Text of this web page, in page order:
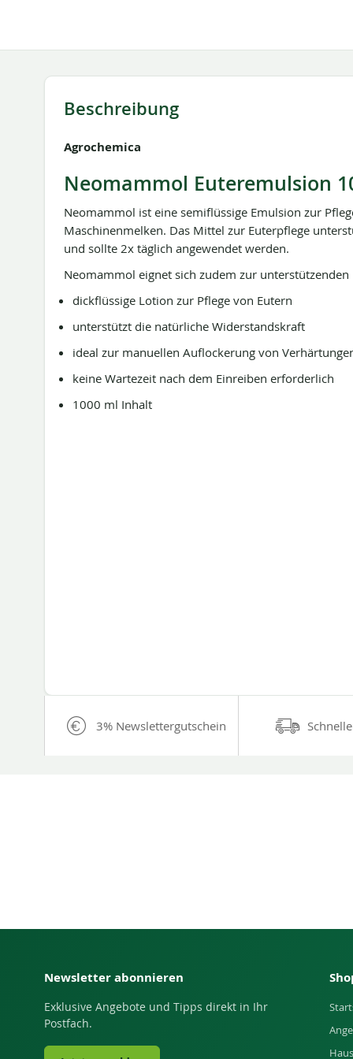
Beschreibung
Agrochemica
Neomammol Euteremulsion
Neomammol ist eine semiflüssige Emulsion zur
Maschinenmelken. Das Mittel zur Euterpflege
und sollte 2x täglich angewendet werden.
Neomammol eignet sich zudem zur
dickflüssige Lotion zur Pflege von Eutern
unterstützt die natürliche Widerstandskraft
ideal zur manuellen Auflockerung von
keine Wartezeit nach dem Einreiben erforderlich
1000 ml Inhalt
3% Newslettergutschein
Newsletter abonnieren
Exklusive Angebote und Tipps direkt in Ihr
Postfach.